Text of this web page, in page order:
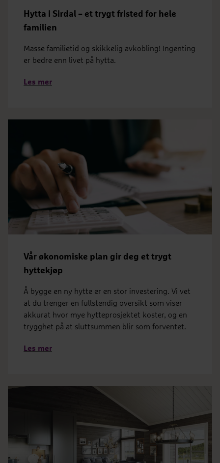
Hytta i Sirdal – et trygt fristed for hele
familien
Masse familietid og skikkelig avkobling! Ingenting
er bedre enn livet på hytta.
Les mer
Vår økonomiske plan gir deg et trygt
hyttekjøp
Å bygge en ny hytte er en stor investering. Vi vet
at du trenger en fullstendig oversikt som viser
akkurat hvor mye hytteprosjektet koster, og en
trygghet på at sluttsummen blir som forventet.
Les mer